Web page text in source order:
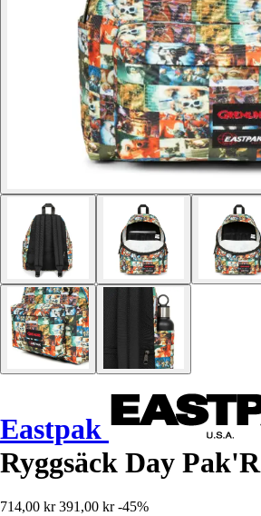
Eastpak
Ryggsäck Day Pak'R
714,00 kr 391,00 kr -45%